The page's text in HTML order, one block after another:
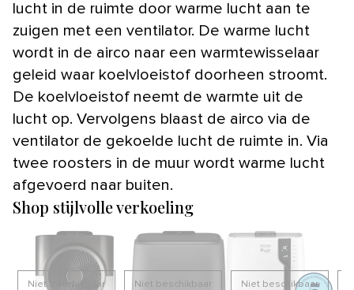
lucht in de ruimte door warme lucht aan te
zuigen met een ventilator. De warme lucht
wordt in de airco naar een warmtewisselaar
geleid waar koelvloeistof doorheen stroomt.
De koelvloeistof neemt de warmte uit de
lucht op. Vervolgens blaast de airco via de
ventilator de gekoelde lucht de ruimte in. Via
twee roosters in de muur wordt warme lucht
afgevoerd naar buiten.
Shop stijlvolle verkoeling
Niet beschikbaar Niet beschikbaar Niet beschikbaar